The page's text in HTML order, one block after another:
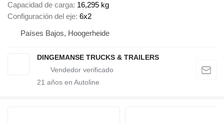
Capacidad de carga 16,295 kg
Configuración del eje 6x2
Países Bajos, Hoogerheide
DINGEMANSE TRUCKS & TRAILERS
21 años en Autoline